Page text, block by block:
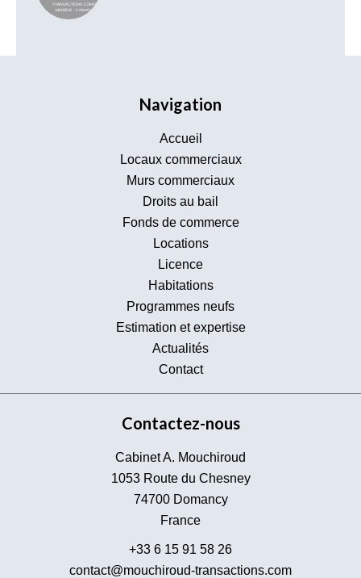
Navigation
Accueil
Locaux commerciaux
Murs commerciaux
Droits au bail
Fonds de commerce
Locations
Licence
Habitations
Programmes neufs
Estimation et expertise
Actualités
Contact
Contactez-nous
Cabinet A. Mouchiroud
1053 Route du Chesney
74700Domancy
France
+33 6 15 91 58 26
contact@mouchiroud-transactions.com